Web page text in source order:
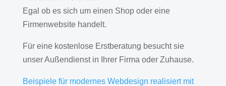
Egal ob es sich um einen Shop oder eine
Firmenwebsite handelt.
Für eine kostenlose Erstberatung besucht sie
unser Außendienst in Ihrer Firma oder Zuhause.
Beispiele für modernes Webdesign realisiert mit